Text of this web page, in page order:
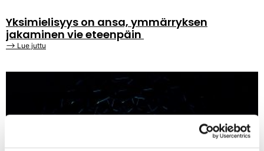
Yksimielisyys on ansa, ymmärryksen
jakaminen vie eteenpäin
⟶ Lue juttu